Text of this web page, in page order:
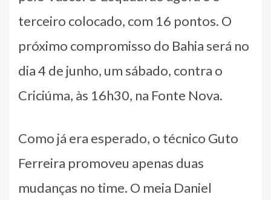
terceiro colocado, com 16 pontos. O
próximo compromisso do Bahia será no
dia 4 de junho, um sábado, contra o
Criciúma, às 16h30, na Fonte Nova.
Como já era esperado, o técnico Guto
Ferreira promoveu apenas duas
mudanças no time. O meia Daniel